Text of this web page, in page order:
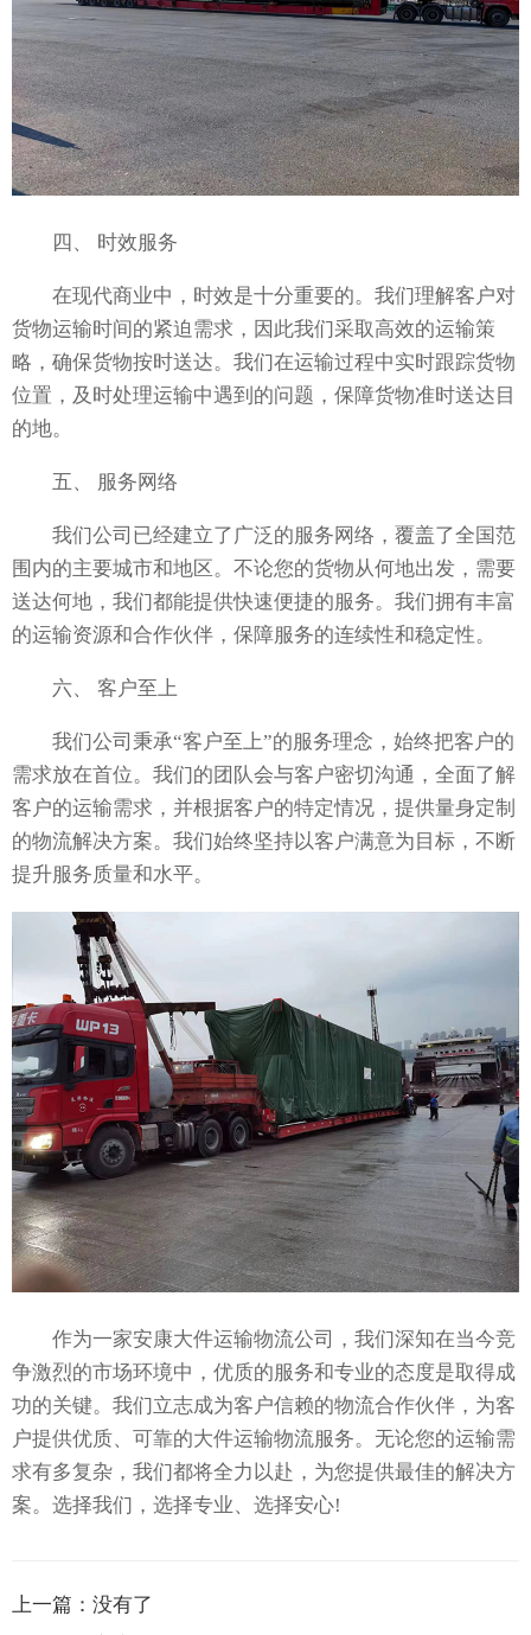
四、 时效服务
在现代商业中，时效是十分重要的。我们理解客户对
货物运输时间的紧迫需求，因此我们采取高效的运输策
略，确保货物按时送达。我们在运输过程中实时跟踪货物
位置，及时处理运输中遇到的问题，保障货物准时送达目
的地。
五、 服务网络
我们公司已经建立了广泛的服务网络，覆盖了全国范
围内的主要城市和地区。不论您的货物从何地出发，需要
送达何地，我们都能提供快速便捷的服务。我们拥有丰富
的运输资源和合作伙伴，保障服务的连续性和稳定性。
六、 客户至上
我们公司秉承“客户至上”的服务理念，始终把客户的
需求放在首位。我们的团队会与客户密切沟通，全面了解
客户的运输需求，并根据客户的特定情况，提供量身定制
的物流解决方案。我们始终坚持以客户满意为目标，不断
提升服务质量和水平。
作为一家安康大件运输物流公司，我们深知在当今竞
争激烈的市场环境中，优质的服务和专业的态度是取得成
功的关键。我们立志成为客户信赖的物流合作伙伴，为客
户提供优质、可靠的大件运输物流服务。无论您的运输需
求有多复杂，我们都将全力以赴，为您提供最佳的解决方
案。选择我们，选择专业、选择安心!
上一篇： 没有了